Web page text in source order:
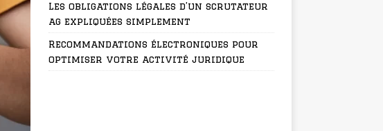
Les obligations légales d’un scrutateur
ag expliquées simplement
Recommandations électroniques pour
optimiser votre activité juridique